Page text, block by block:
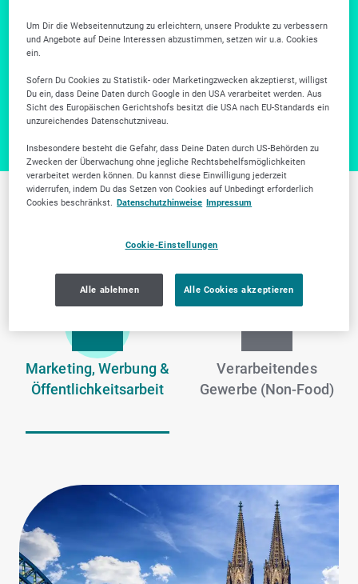
wonach du suchst?
Zur Firmensuche
Köln
Marketing, Werbung &
Öffentlichkeitsarbeit
Verarbeitendes
Gewerbe (Non-Food)
Um Dir die Webseitennutzung zu erleichtern, unsere Produkte zu verbessern
und Angebote auf Deine Interessen abzustimmen, setzen wir u.a. Cookies
ein.
Sofern Du Cookies zu Statistik- oder Marketingzwecken akzeptierst, willigst
Du ein, dass Deine Daten durch Google in den USA verarbeitet werden. Aus
Sicht des Europäischen Gerichtshofs besitzt die USA nach EU-Standards ein
unzureichendes Datenschutzniveau.
Insbesondere besteht die Gefahr, dass Deine Daten durch US-Behörden zu
Zwecken der Überwachung ohne jegliche Rechtsbehelfsmöglichkeiten
verarbeitet werden können. Du kannst diese Einwilligung jederzeit
widerrufen, indem Du das Setzen von Cookies auf Unbedingt erforderlich
Cookies beschränkst. Datenschutzhinweise Impressum
Cookie-Einstellungen
Alle ablehnen Alle Cookies akzeptieren